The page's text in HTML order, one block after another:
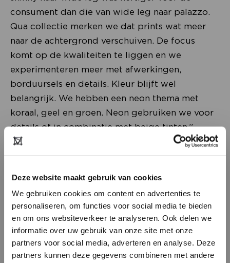
Deze website maakt gebruik van cookies
We gebruiken cookies om content en advertenties te
personaliseren, om functies voor social media te bieden
en om ons websiteverkeer te analyseren. Ook delen we
informatie over uw gebruik van onze site met onze
partners voor social media, adverteren en analyse. Deze
partners kunnen deze gegevens combineren met andere
consument dan die van wide leg naar palazzo.
Qua collectie merken we dat prints wat meer
naar de achtergrond verschuiven. De focus
komt op de kwaliteiten te liggen en we
experimenteren meer met afwerkingen,
borduursels en details. Kleur blijft wel
belangrijk. We hebben een neon thema met
koraal, geel en groen. Neon gebruiken we voor
details of in combinatie met beige tinten.”